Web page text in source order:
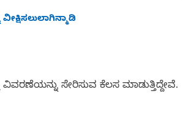
ವಿವರಣೆಯನ್ನು ಸೇರಿಸುವ ಕೆಲಸ ಮಾಡುತ್ತಿದ್ದೇವೆ.